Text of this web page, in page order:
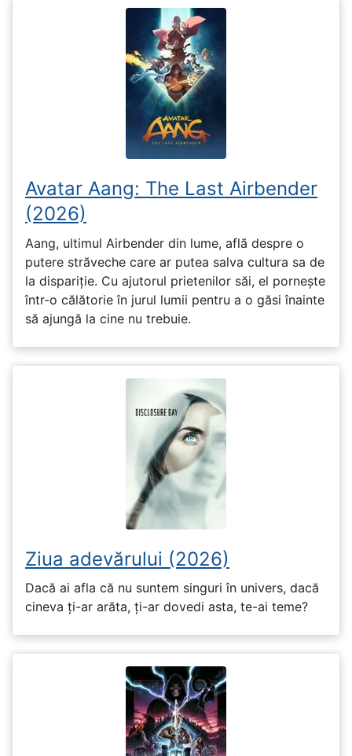
Avatar Aang: The Last Airbender
(2026)
Aang, ultimul Airbender din lume, află despre o
putere străveche care ar putea salva cultura sa de
la dispariție. Cu ajutorul prietenilor săi, el pornește
într-o călătorie în jurul lumii pentru a o găsi înainte
să ajungă la cine nu trebuie.
Ziua adevărului (2026)
Dacă ai afla că nu suntem singuri în univers, dacă
cineva ți-ar arăta, ți-ar dovedi asta, te-ai teme?